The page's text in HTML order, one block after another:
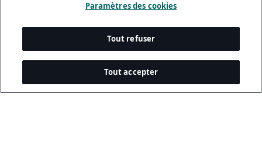
Paramètres des cookies
Tout refuser
Tout accepter